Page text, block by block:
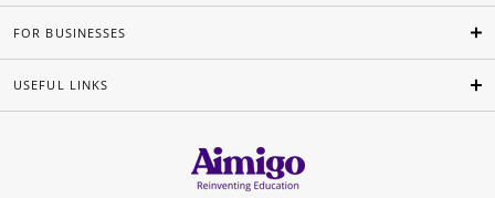
FOR BUSINESSES
USEFUL LINKS